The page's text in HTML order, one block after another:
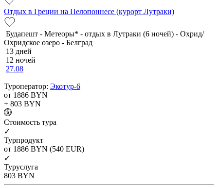
Отдых в Греции на Пелопоннесе (курорт Лутраки)
Будапешт - Метеоры* - отдых в Лутраки (6 ночей) - Охрид/
Охридское озеро - Белград
13 дней
12 ночей
27.08
Туроператор: Экотур-6
от 1886 BYN
+ 803 BYN
Cтоимость тура
✓
Турпродукт
от 1886 BYN (540 EUR)
✓
Туруслуга
803 BYN